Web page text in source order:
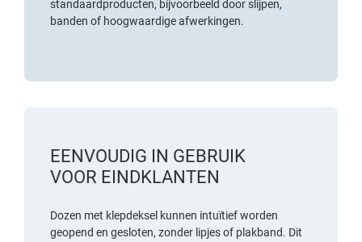
standaardproducten, bijvoorbeeld door slijpen,
banden of hoogwaardige afwerkingen.
EENVOUDIG IN GEBRUIK
VOOR EINDKLANTEN
Dozen met klepdeksel kunnen intuïtief worden
geopend en gesloten, zonder lipjes of plakband. Dit